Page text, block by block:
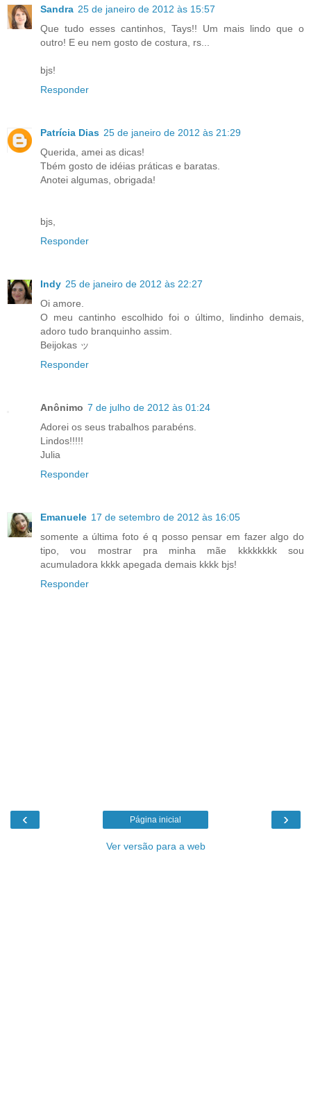
Sandra 25 de janeiro de 2012 às 15:57
Que tudo esses cantinhos, Tays!! Um mais lindo que o
outro! E eu nem gosto de costura, rs...
bjs!
Responder
Patrícia Dias 25 de janeiro de 2012 às 21:29
Querida, amei as dicas!
Tbém gosto de idéias práticas e baratas.
Anotei algumas, obrigada!
bjs,
Responder
Indy 25 de janeiro de 2012 às 22:27
Oi amore.
O meu cantinho escolhido foi o último, lindinho demais,
adoro tudo branquinho assim.
Beijokas ッ
Responder
Anônimo 7 de julho de 2012 às 01:24
Adorei os seus trabalhos parabéns.
Lindos!!!!!
Julia
Responder
Emanuele 17 de setembro de 2012 às 16:05
somente a última foto é q posso pensar em fazer algo do
tipo, vou mostrar pra minha mãe kkkkkkkk sou
acumuladora kkkk apegada demais kkkk bjs!
Responder
‹ ›
Página inicial
Ver versão para a web